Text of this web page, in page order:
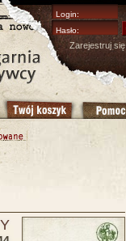
Zarejestruj się